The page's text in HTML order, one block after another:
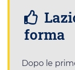
forma
Dopo le